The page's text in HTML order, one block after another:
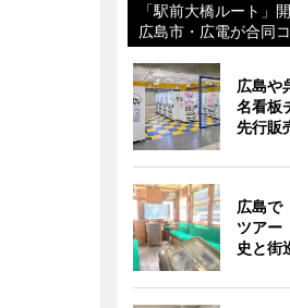
「駅前大橋ルート」
広島市・広電が合同
広島や
名看板
先行販
広島で
ツアー
史と街